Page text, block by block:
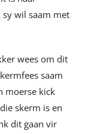
sy wil saam met
wees om dit
saam
moerse kick
skerm is en
dit gaan vir